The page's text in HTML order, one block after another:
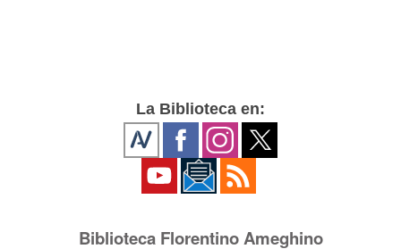
La Biblioteca en:
Biblioteca Florentino Ameghino